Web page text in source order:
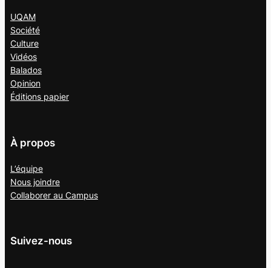
UQAM
Société
Culture
Vidéos
Balados
Opinion
Éditions papier
À propos
L’équipe
Nous joindre
Collaborer au Campus
Suivez-nous